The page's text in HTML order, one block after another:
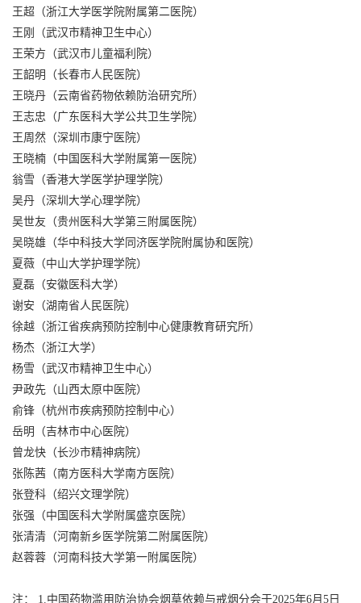
王超（浙江大学医学院附属第二医院）
王刚（武汉市精神卫生中心）
王荣方（武汉市儿童福利院）
王韶明（长春市人民医院）
王晓丹（云南省药物依赖防治研究所）
王志忠（广东医科大学公共卫生学院）
王周然（深圳市康宁医院）
王晓楠（中国医科大学附属第一医院）
翁雪（香港大学医学护理学院）
吴丹（深圳大学心理学院）
吴世友（贵州医科大学第三附属医院）
吴晓雄（华中科技大学同济医学院附属协和医院）
夏薇（中山大学护理学院）
夏磊（安徽医科大学）
谢安（湖南省人民医院）
徐越（浙江省疾病预防控制中心健康教育研究所）
杨杰（浙江大学）
杨雪（武汉市精神卫生中心）
尹政先（山西太原中医院）
俞锋（杭州市疾病预防控制中心）
岳明（吉林市中心医院）
曾龙快（长沙市精神病院）
张陈茜（南方医科大学南方医院）
张登科（绍兴文理学院）
张强（中国医科大学附属盛京医院）
张清清（河南新乡医学院第二附属医院）
赵蓉蓉（河南科技大学第一附属医院）
注： 1.中国药物滥用防治协会烟草依赖与戒烟分会于2025年6月5日